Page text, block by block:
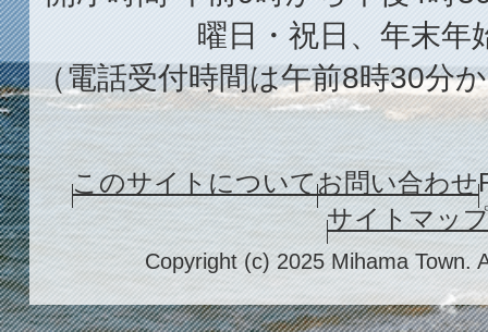
曜日・祝日、年末年
（電話受付時間は午前8時30分
このサイトについてお問い合わせ
サイトマッ
Copyright (c) 2025 Mihama Town.